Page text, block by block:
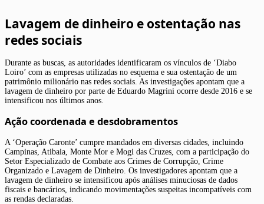
Lavagem de dinheiro e ostentação nas
redes sociais
Durante as buscas, as autoridades identificaram os vínculos de ‘Diabo
Loiro’ com as empresas utilizadas no esquema e sua ostentação de um
patrimônio milionário nas redes sociais. As investigações apontam que a
lavagem de dinheiro por parte de Eduardo Magrini ocorre desde 2016 e se
intensificou nos últimos anos.
Ação coordenada e desdobramentos
A ‘Operação Caronte’ cumpre mandados em diversas cidades, incluindo
Campinas, Atibaia, Monte Mor e Mogi das Cruzes, com a participação do
Setor Especializado de Combate aos Crimes de Corrupção, Crime
Organizado e Lavagem de Dinheiro. Os investigadores apontam que a
lavagem de dinheiro se intensificou após análises minuciosas de dados
fiscais e bancários, indicando movimentações suspeitas incompatíveis com
as rendas declaradas.